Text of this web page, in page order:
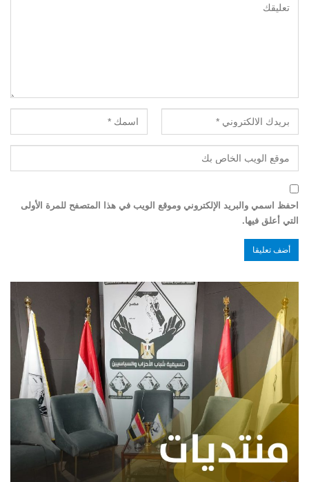
احفظ اسمي والبريد الإلكتروني وموقع الويب في هذا المتصفح للمرة الأولى
التي أعلق فيها.